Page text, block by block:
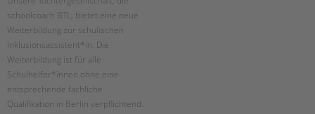
schoolcoach BTL, bietet eine neue
Weiterbildung zur schulischen
Inklusionsassistent*in. Die
Weiterbildung ist für alle
Schulhelfer*innen ohne eine
entsprechende fachliche
Qualifikation in Berlin verpflichtend.